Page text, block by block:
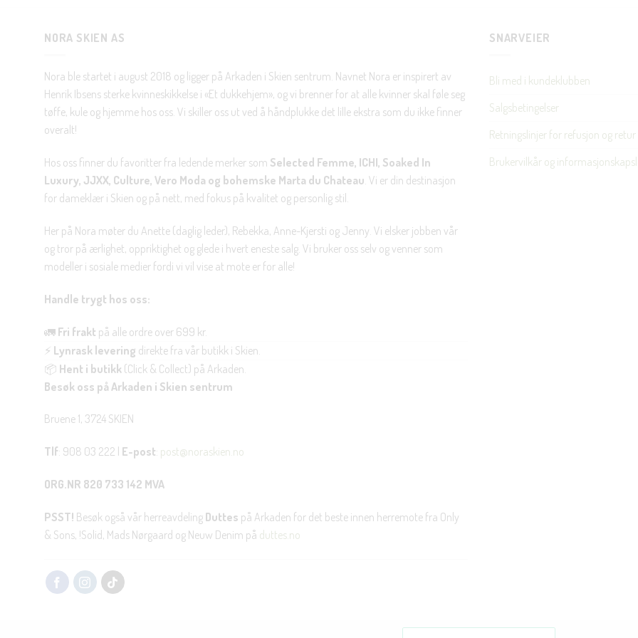
NORA SKIEN AS
Nora ble startet i august 2018 og ligger på Arkaden i Skien sentrum. Navnet Nora er inspirert av
Henrik Ibsens sterke kvinneskikkelse i «Et dukkehjem», og vi brenner for at alle kvinner skal føle seg
tøffe, kule og hjemme hos oss. Vi skiller oss ut ved å håndplukke det lille ekstra som du ikke finner
overalt!
Hos oss finner du favoritter fra ledende merker som Selected Femme, ICHI, Soaked In
Luxury, JJXX, Culture, Vero Moda og bohemske Marta du Chateau. Vi er din destinasjon
for dameklær i Skien og på nett, med fokus på kvalitet og personlig stil.
Her på Nora møter du Anette (daglig leder), Rebekka, Anne-Kjersti og Jenny. Vi elsker jobben vår
og tror på ærlighet, oppriktighet og glede i hvert eneste salg. Vi bruker oss selv og venner som
modeller i sosiale medier fordi vi vil vise at mote er for alle!
Handle trygt hos oss:
🚛 Fri frakt på alle ordre over 699 kr.
⚡ Lynrask levering direkte fra vår butikk i Skien.
📦 Hent i butikk (Click & Collect) på Arkaden.
Besøk oss på Arkaden i Skien sentrum
Bruene 1, 3724 SKIEN
Tlf: 908 03 222 | E-post: post@noraskien.no
ORG.NR 820 733 142 MVA
PSST! Besøk også vår herreavdeling Duttes på Arkaden for det beste innen herremote fra Only
& Sons, !Solid, Mads Nørgaard og Neuw Denim på duttes.no
SNARVEIER
Bli med i kundeklubben
Salgsbetingelser
Retningslinjer for refusjon og retur
Brukervilkår og
Nei takk, Jeg er ikke interessert